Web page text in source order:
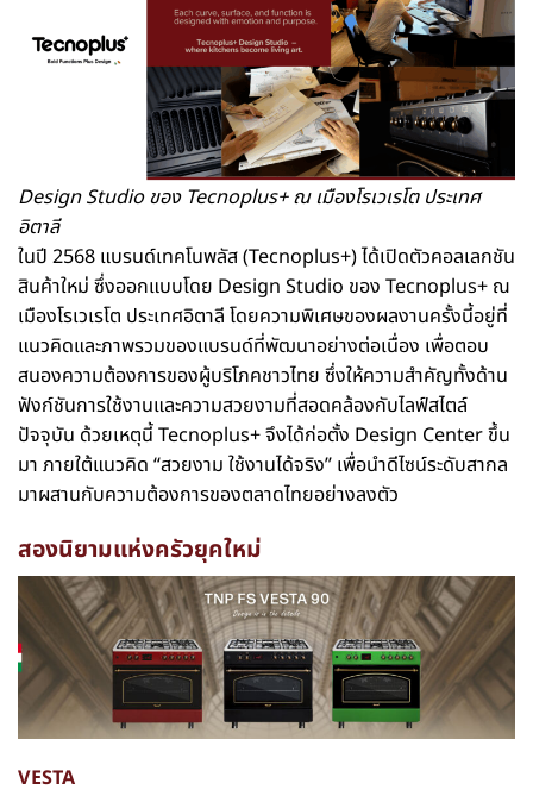
Design Studio ของ Tecnoplus+ ณ เมืองโรเวเรโต ประเทศ
อิตาลี
ในปี 2568 แบรนด์เทคโนพลัส (Tecnoplus+) ได้เปิดตัวคอลเลกชัน
สินค้าใหม่ ซึ่งออกแบบโดย Design Studio ของ Tecnoplus+ ณ
เมืองโรเวเรโต ประเทศอิตาลี โดยความพิเศษของผลงานครั้งนี้อยู่ที่
แนวคิดและภาพรวมของแบรนด์ที่พัฒนาอย่างต่อเนื่อง เพื่อตอบ
สนองความต้องการของผู้บริโภคชาวไทย ซึ่งให้ความสำคัญทั้งด้าน
ฟังก์ชันการใช้งานและความสวยงามที่สอดคล้องกับไลฟ์สไตล์
ปัจจุบัน ด้วยเหตุนี้ Tecnoplus+ จึงได้ก่อตั้ง Design Center ขึ้น
มา ภายใต้แนวคิด “สวยงาม ใช้งานได้จริง” เพื่อนำดีไซน์ระดับสากล
มาผสานกับความต้องการของตลาดไทยอย่างลงตัว
สองนิยามแห่งครัวยุคใหม่
VESTA